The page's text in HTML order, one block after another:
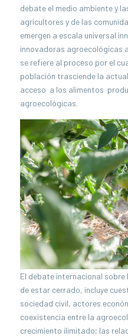
debate el medio ambiente y
agricultores y de las
emergen a escala universal
innovadoras agroecológicas
se refiere al proceso por el
población trasciende la
acceso a los alimentos
agroecológicas.
El debate internacional
de estar cerrado, incluye
sociedad civil, actores
coexistencia entre la
crecimiento ilimitado; las